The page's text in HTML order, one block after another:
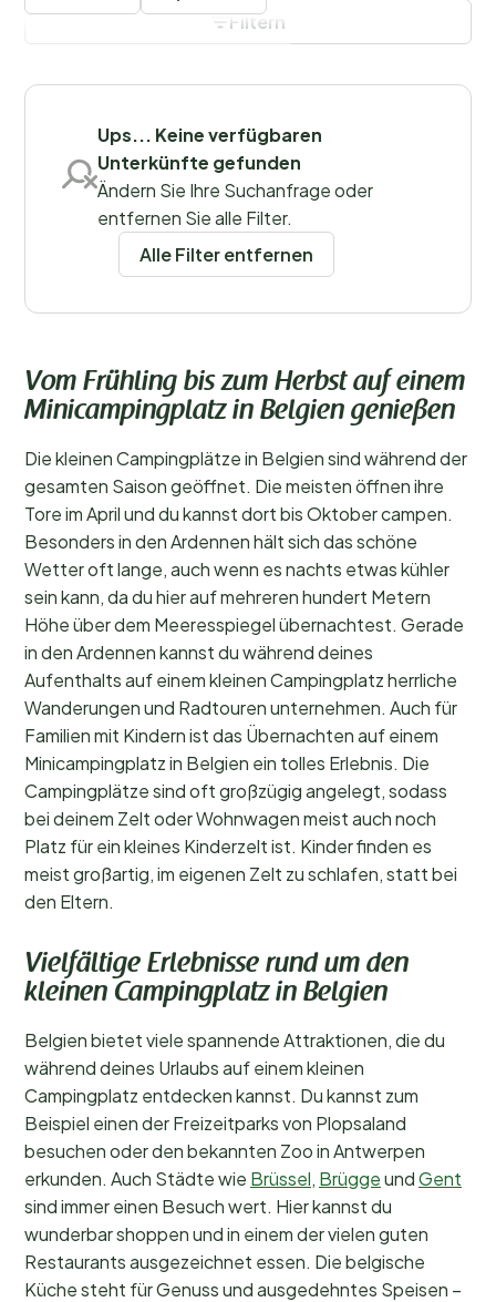
Spielen ein. Alternativ bietet sich auch ein kleiner
Campingplatz in den belgischen Ardennen an – eine
Region, die mit ihrer Natur und zahlreichen
Regionen
Filtern
Ups... Keine verfügbaren
Unterkünfte gefunden
Ändern Sie Ihre Suchanfrage oder
entfernen Sie alle Filter.
Alle Filter entfernen
Vom Frühling bis zum Herbst auf einem
Minicampingplatz in Belgien genießen
Die kleinen Campingplätze in Belgien sind während der
gesamten Saison geöffnet. Die meisten öffnen ihre
Tore im April und du kannst dort bis Oktober campen.
Besonders in den Ardennen hält sich das schöne
Wetter oft lange, auch wenn es nachts etwas kühler
sein kann, da du hier auf mehreren hundert Metern
Höhe über dem Meeresspiegel übernachtest. Gerade
in den Ardennen kannst du während deines
Aufenthalts auf einem kleinen Campingplatz herrliche
Wanderungen und Radtouren unternehmen. Auch für
Familien mit Kindern ist das Übernachten auf einem
Minicampingplatz in Belgien ein tolles Erlebnis. Die
Campingplätze sind oft großzügig angelegt, sodass
bei deinem Zelt oder Wohnwagen meist auch noch
Platz für ein kleines Kinderzelt ist. Kinder finden es
meist großartig, im eigenen Zelt zu schlafen, statt bei
den Eltern.
Vielfältige Erlebnisse rund um den
kleinen Campingplatz in Belgien
Belgien bietet viele spannende Attraktionen, die du
während deines Urlaubs auf einem kleinen
Campingplatz entdecken kannst. Du kannst zum
Beispiel einen der Freizeitparks von Plopsaland
besuchen oder den bekannten Zoo in Antwerpen
erkunden. Auch Städte wie Brüssel, BrüggeundGent
sind immer einen Besuch wert. Hier kannst du
wunderbar shoppen und in einem der vielen guten
Restaurants ausgezeichnet essen. Die belgische
Küche steht für Genuss und ausgedehntes Speisen –